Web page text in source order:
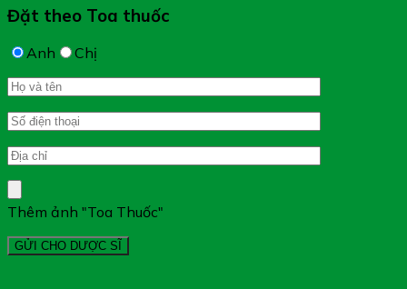
Đặt theo Toa thuốc
Anh Chị
Thêm ảnh "Toa Thuốc"